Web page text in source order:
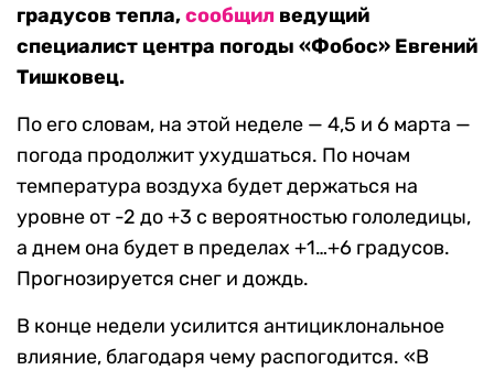
градусов тепла,сообщил ведущий
специалист центра погоды «Фобос» Евгений
Тишковец.
По его словам, на этой неделе — 4,5 и 6 марта —
погода продолжит ухудшаться. По ночам
температура воздуха будет держаться на
уровне от -2 до +3 с вероятностью гололедицы,
а днем она будет в пределах +1…+6 градусов.
Прогнозируется снег и дождь.
В конце недели усилится антициклональное
влияние, благодаря чему распогодится. «В